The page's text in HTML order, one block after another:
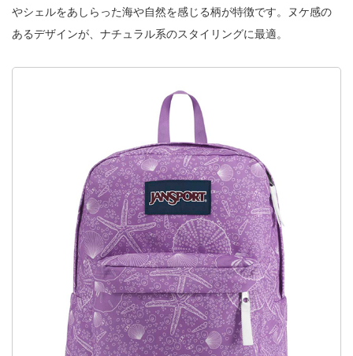
やシェルをあしらった海や自然を感じる柄が特徴です。ヌケ感の
あるデザインが、ナチュラル系のスタイリングに最適。